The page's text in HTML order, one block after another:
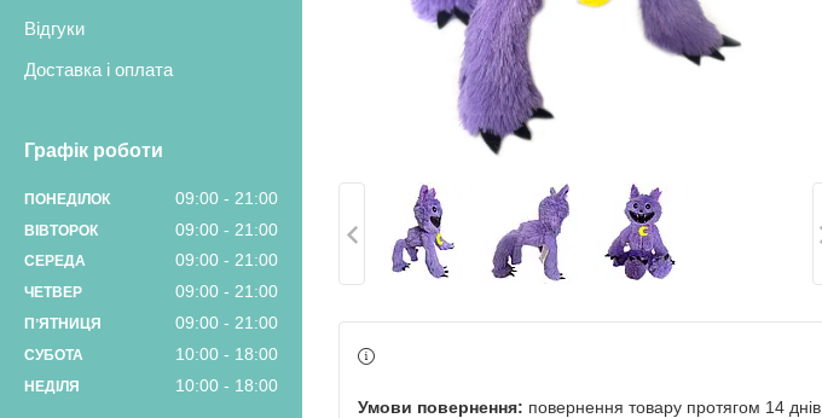
Відгуки
Доставка і оплата
Графік роботи
ПОНЕДІЛОК 09:00 21:00
ВІВТОРОК 09:00 21:00
СЕРЕДА 09:00 21:00
ЧЕТВЕР 09:00 21:00
ПʼЯТНИЦЯ 09:00 21:00
СУБОТА 10:00 18:00
НЕДІЛЯ 10:00 18:00
повернення товару протягом 14 днів